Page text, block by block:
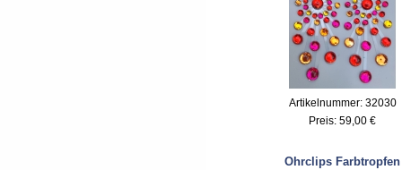
Artikelnummer: 32030
Preis: 59,00 €
Ohrclips Farbtropfen